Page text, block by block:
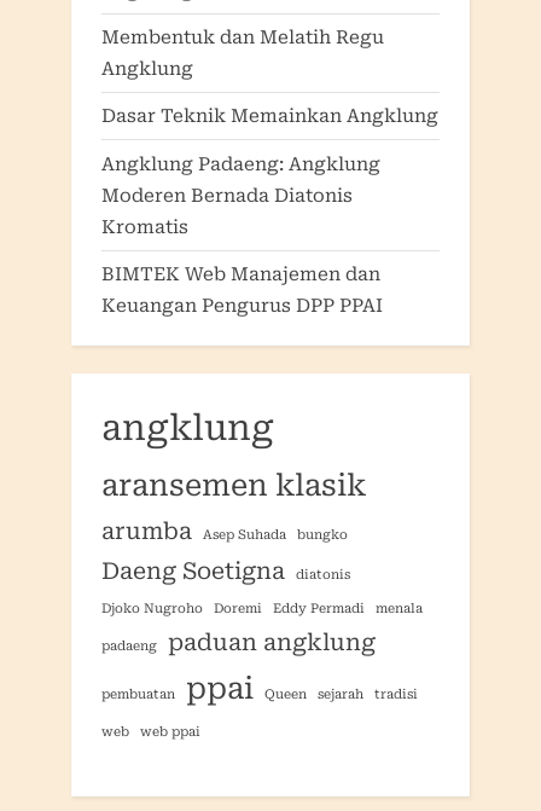
Membentuk dan Melatih Regu
Angklung
Dasar Teknik Memainkan Angklung
Angklung Padaeng: Angklung
Moderen Bernada Diatonis
Kromatis
BIMTEK Web Manajemen dan
Keuangan Pengurus DPP PPAI
angklung
aransemen klasik
arumba Asep Suhada bungko
Daeng Soetigna diatonis
Djoko Nugroho Doremi Eddy Permadi menala
padaeng paduan angklung
pembuatan ppai Queen sejarah tradisi
web web ppai